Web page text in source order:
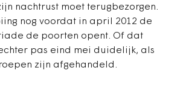
nachtrust moet terugbezorgen.
nog voordat in april 2012 de
de poorten opent. Of dat
pas eind mei duidelijk, als
zijn afgehandeld.